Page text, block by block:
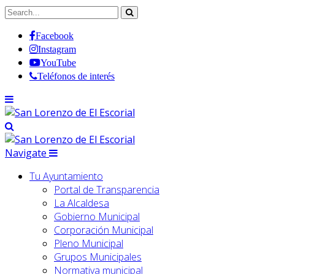
Facebook
Instagram
YouTube
Teléfonos de interés
Navigate
Tu Ayuntamiento
Portal de Transparencia
La Alcaldesa
Gobierno Municipal
Corporación Municipal
Pleno Municipal
Grupos Municipales
Normativa municipal